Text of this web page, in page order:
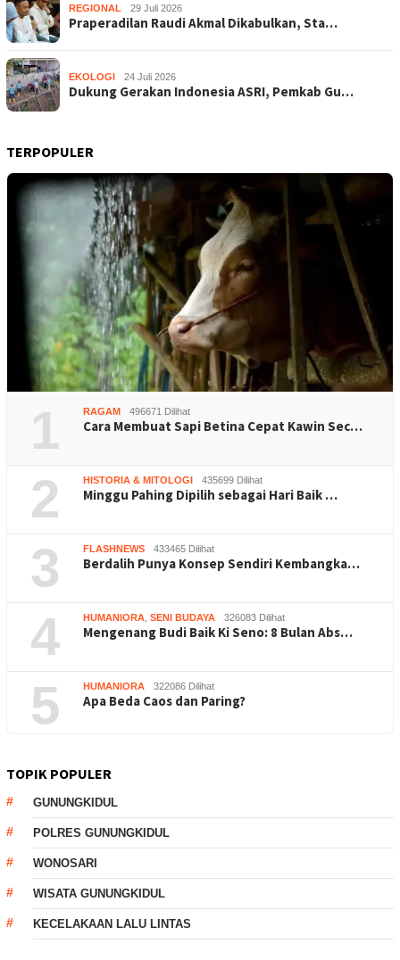
REGIONAL 29 Juli 2026
Praperadilan Raudi Akmal Dikabulkan, Sta…
EKOLOGI 24 Juli 2026
Dukung Gerakan Indonesia ASRI, Pemkab Gu…
TERPOPULER
1 RAGAM 496671 Dilihat
Cara Membuat Sapi Betina Cepat Kawin Sec…
2 HISTORIA & MITOLOGI 435699 Dilihat
Minggu Pahing Dipilih sebagai Hari Baik …
3 FLASHNEWS 433465 Dilihat
Berdalih Punya Konsep Sendiri Kembangka…
4 HUMANIORA SENI BUDAYA 326083 Dilihat
Mengenang Budi Baik Ki Seno: 8 Bulan Abs…
5 HUMANIORA 322086 Dilihat
Apa Beda Caos dan Paring?
TOPIK POPULER
GUNUNGKIDUL
POLRES GUNUNGKIDUL
WONOSARI
WISATA GUNUNGKIDUL
KECELAKAAN LALU LINTAS